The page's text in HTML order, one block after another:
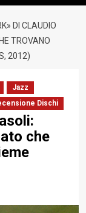
DI CLAUDIO
TROVANO
2012)
Jazz
Dischi
che